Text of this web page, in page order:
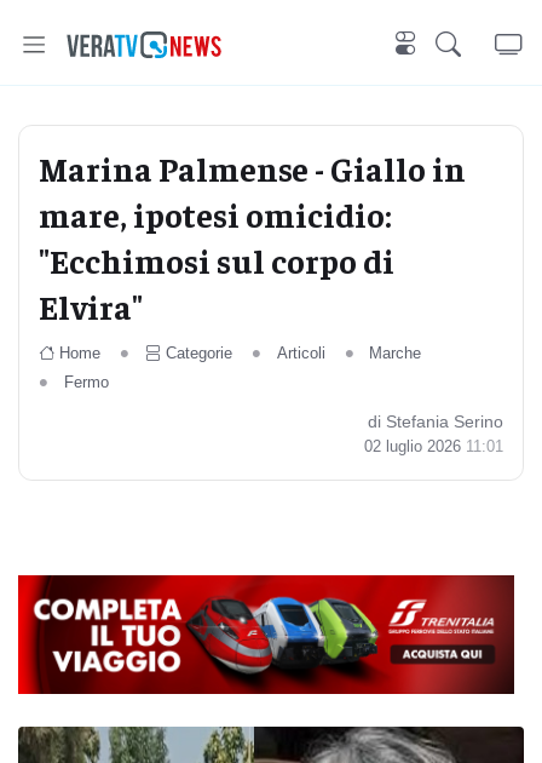
Marina Palmense - Giallo in
mare, ipotesi omicidio:
"Ecchimosi sul corpo di
Elvira"
Home Categorie Articoli
Marche
Fermo
di Stefania Serino
02 luglio 2026 11:01